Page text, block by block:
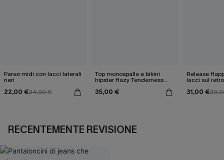
Pareo midi con lacci laterali
neri
22,00 €24,00 €
Top monospalla e bikini
hipster Hazy Tenderness
35,00 €
Release
lacci sul
31,00 €
RECENTEMENTE REVISIONE